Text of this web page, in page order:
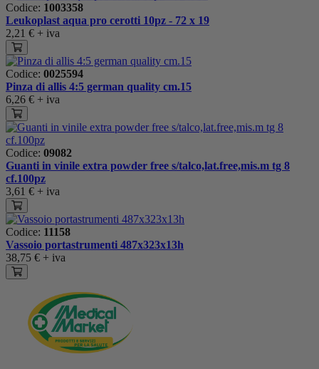
Codice: 1003358
Leukoplast aqua pro cerotti 10pz - 72 x 19
2,21 € + iva
Codice: 0025594
Pinza di allis 4:5 german quality cm.15
6,26 € + iva
Codice: 09082
Guanti in vinile extra powder free s/talco,lat.free,mis.m tg 8
cf.100pz
3,61 € + iva
Codice: 11158
Vassoio portastrumenti 487x323x13h
38,75 € + iva